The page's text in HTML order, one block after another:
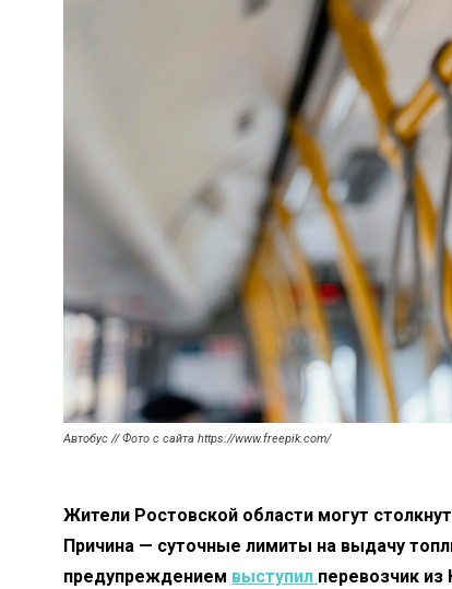
Автобус // Фото с сайта https://www.freepik.com/
Жители Ростовской области могут
Причина — суточные лимиты на выдачу
предупреждением выступил перевозчик